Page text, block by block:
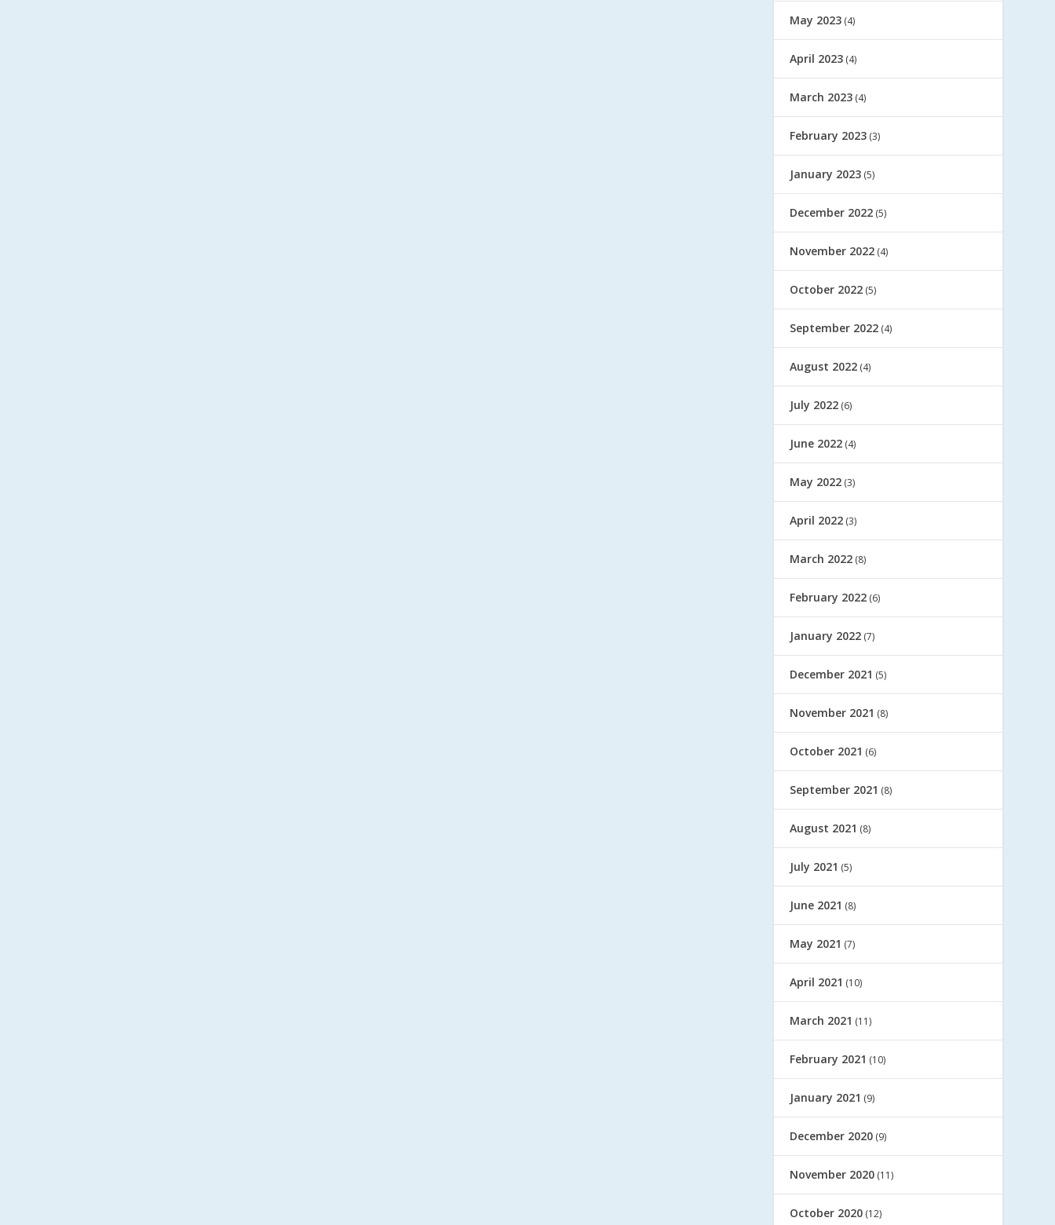
May 2023 (4)
April 2023 (4)
March 2023 (4)
February 2023 (3)
January 2023 (5)
December 2022 (5)
November 2022 (4)
October 2022 (5)
September 2022 (4)
August 2022 (4)
July 2022 (6)
June 2022 (4)
May 2022 (3)
April 2022 (3)
March 2022 (8)
February 2022 (6)
January 2022 (7)
December 2021 (5)
November 2021 (8)
October 2021 (6)
September 2021 (8)
August 2021 (8)
July 2021 (5)
June 2021 (8)
May 2021 (7)
April 2021 (10)
March 2021 (11)
February 2021 (10)
January 2021 (9)
December 2020 (9)
November 2020 (11)
October 2020 (12)